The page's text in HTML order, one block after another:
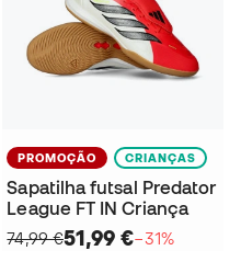
PROMOÇÃO CRIANÇAS
Sapatilha futsal Predator
League FT IN Criança
74,99 €51,99 €−31%